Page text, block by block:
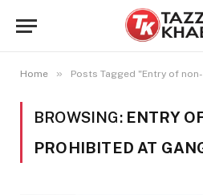
Home » Posts Tagged "Entry of non-
BROWSING: ENTRY
PROHIBITED AT